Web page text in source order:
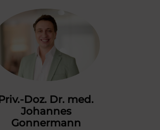
Priv.-Doz. Dr. med.
Johannes
Gonnermann